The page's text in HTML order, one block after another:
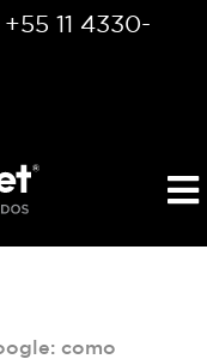
+55 11 4330-
como